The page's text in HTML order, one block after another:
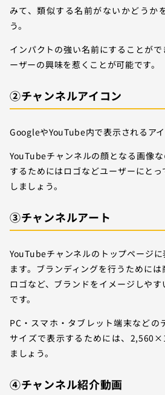
みて、類似する名前がないかどうか
う。
インパクトの強い名前にすることが
ーザーの興味を惹くことが可能です。
②チャンネルアイコン
GoogleやYouTube内で表示されるアイ
YouTubeチャンネルの顔となる画像
するためにはロゴなどユーザーにと
しましょう。
③チャンネルアート
YouTubeチャンネルのトップページ
ます。ブランディングを行うためには
ロゴなど、ブランドをイメージしや
です。
PC・スマホ・タブレット端末などの
サイズで表示するためには、
ましょう。
④チャンネル紹介動画